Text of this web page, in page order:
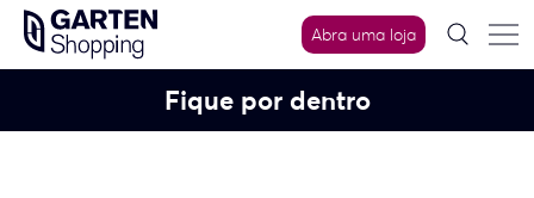
Skip
content
Abra uma loja
Fique por dentro